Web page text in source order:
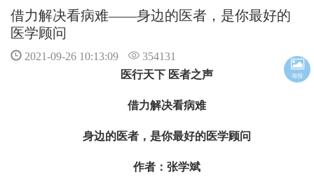
借力解决看病难——身边的医者，是你最好的
医学顾问
2021-09-26 10:13:09
354131
医行天下 医者之声
借力解决看病难
身边的医者，是你最好的医学顾问
作者：张学斌
海报